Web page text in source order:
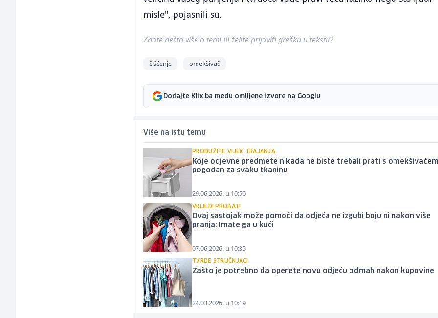
misle", pojasnili su.
Znate nešto više o temi ili želite prijaviti grešku u tekstu?
čišćenje omekšivač
Dodajte Klix.ba među omiljene izvore na Googlu
Više na istu temu
PRODUŽITE VIJEK TRAJANJA
Koje odjevne predmete nikada ne biste trebali prati s
pogodan za svaku tkaninu
29.06.2026. u 10:50
VRIJEDI PROBATI
Ovaj sastojak može pomoći da odjeća ne izgubi boju ni nakon više
pranja: Imate ga u kući
07.06.2026. u 10:35
TVRDE STRUČNJACI
Zašto je potrebno da operete novu odjeću odmah nakon kupovine
24.03.2026. u 10:19